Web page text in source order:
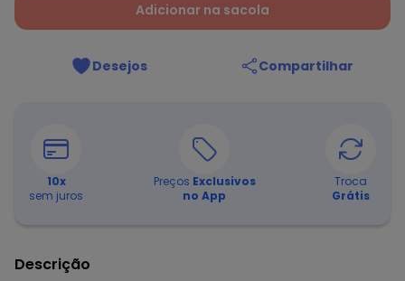
Adicionar na sacola
Desejos Compartilhar
10x
sem juros
Preços Exclusivos
no App
Troca
Grátis
Descrição